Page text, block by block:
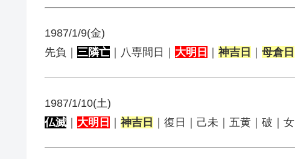
1987/1/9(金)
先負｜ 三隣亡 ｜八専間日｜ 大明日 神吉日 母倉日
1987/1/10(土)
仏滅 ｜ 大明日 ｜ 神吉日 ｜復日｜己未｜五黄｜破｜女